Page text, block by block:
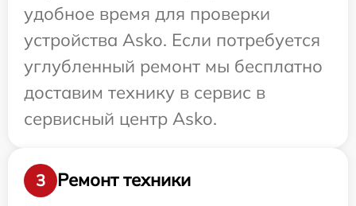
удобное время для проверки
устройства Asko. Если потребуется
углубленный ремонт мы бесплатно
доставим технику в сервис в
сервисный центр Asko.
3 Ремонт техники